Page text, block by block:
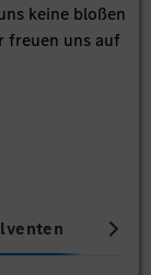
keine bloßen
freuen uns auf